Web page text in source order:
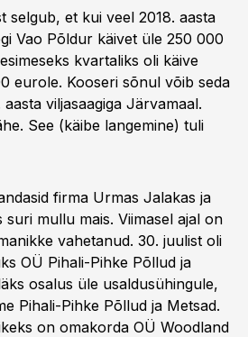
selgub, et kui veel 2018. aasta
Vao Põldur käivet üle 250 000
kvartaliks oli käive
eurole. Kooseri sõnul võib seda
viljasaagiga Järvamaal.
See (käibe langemine) tuli
firma Urmas Jalakas ja
suri mullu mais. Viimasel ajal on
vahetanud. 30. juulist oli
OÜ Pihali-Pihke Põllud ja
osalus üle usaldusühingule,
Pihali-Pihke Põllud ja Metsad.
on omakorda OÜ Woodland